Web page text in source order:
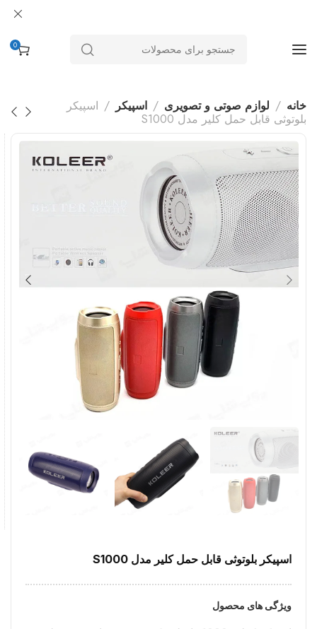
0
خانه لوازم صوتی و تصویری اسپیکر
اسپیکر
بلوتوثی قابل حمل کلیر مدل S1000
اسپیکر بلوتوثی قابل حمل کلیر مدل S1000
ویژگی های محصول